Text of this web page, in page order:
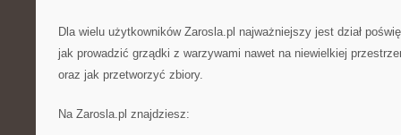
Dla wielu użytkowników Zarosla.pl najważniejszy jest dział
jak prowadzić grządki z warzywami nawet na niewielkiej
oraz jak przetworzyć zbiory.
Na Zarosla.pl znajdziesz: